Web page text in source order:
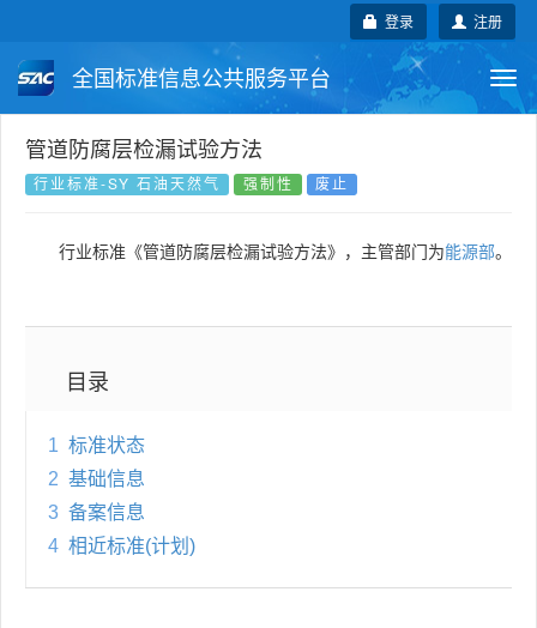
注册
登录
全国标准信息公共服务平台
国家标准 行业标准
国外标准 技术委员会
管道防腐层检漏试验方法
行业标准-SY 石油天然气 强制性 废止
行业标准《管道防腐层检漏试验方法》，主管部门为能源部。
目录
1 标准状态
2 基础信息
3 备案信息
4 相近标准(计划)